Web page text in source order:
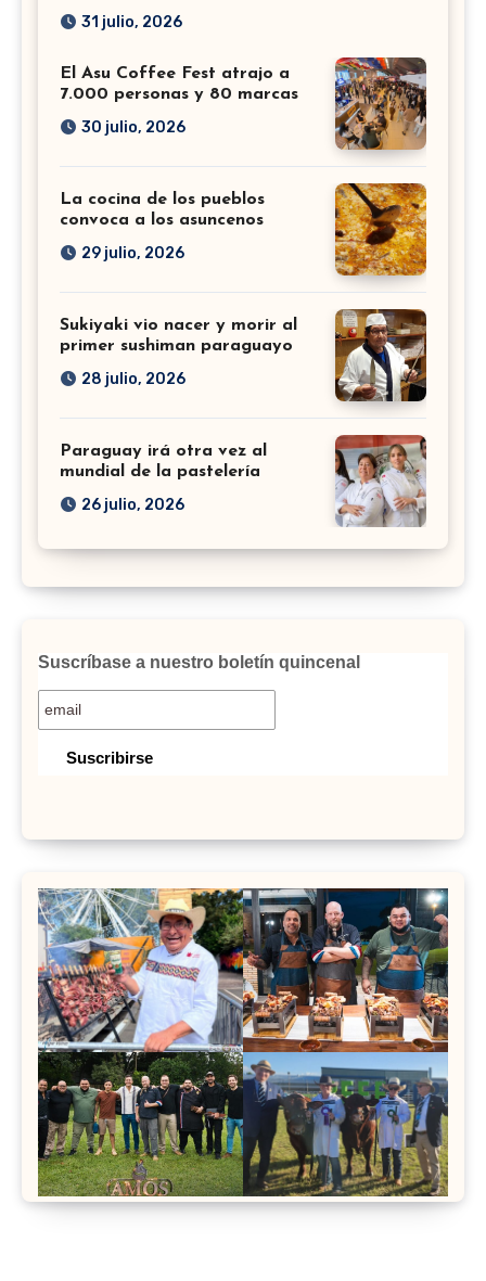
31 julio, 2026
El Asu Coffee Fest atrajo a
7.000 personas y 80 marcas
30 julio, 2026
La cocina de los pueblos
convoca a los asuncenos
29 julio, 2026
Sukiyaki vio nacer y morir al
primer sushiman paraguayo
28 julio, 2026
Paraguay irá otra vez al
mundial de la pastelería
26 julio, 2026
Suscríbase a nuestro boletín quincenal